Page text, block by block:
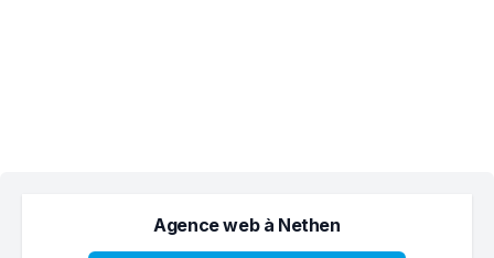
Agence web à Nethen